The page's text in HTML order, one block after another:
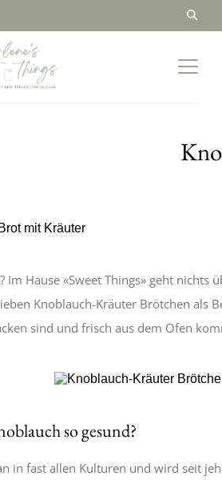
Im Hause «Sweet Things» geht
Knoblauch-Kräuter Brötchen als
sind und frisch aus dem Ofen
so gesund?
in fast allen Kulturen und wird seit